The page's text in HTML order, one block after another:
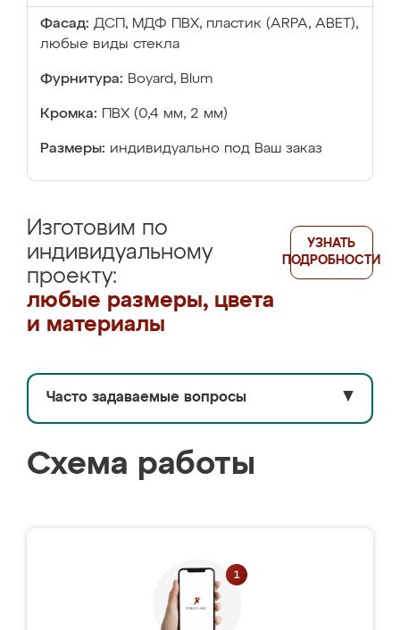
Фасад: ДСП, МДФ ПВХ, пластик (ARPA, ABET),
любые виды стекла
Фурнитура: Boyard, Blum
Кромка: ПВХ (0,4 мм, 2 мм)
Размеры: индивидуально под Ваш заказ
Изготовим по
индивидуальному
проекту:
любые размеры, цвета
и материалы
УЗНАТЬ
ПОДРОБНОСТИ
Часто задаваемые вопросы ▼
Схема работы